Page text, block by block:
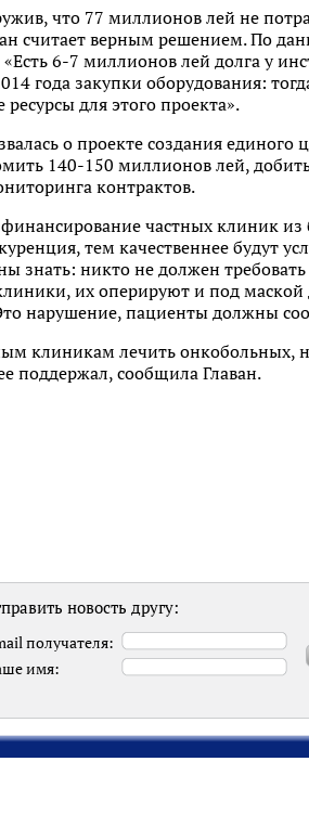
что 77 миллионов лей не
считает верным решением. По
«Есть 6-7 миллионов лей долга у
года закупки оборудования:
для этого проекта».
о проекте создания
140-150 миллионов лей,
контрактов.
частных клиник
тем качественнее будут
знать: никто не должен
их оперируют и под
нарушение, пациенты должны
клиникам лечить онкобольных,
поддержал, сообщила Главан.
новость другу:
получателя:
имя: